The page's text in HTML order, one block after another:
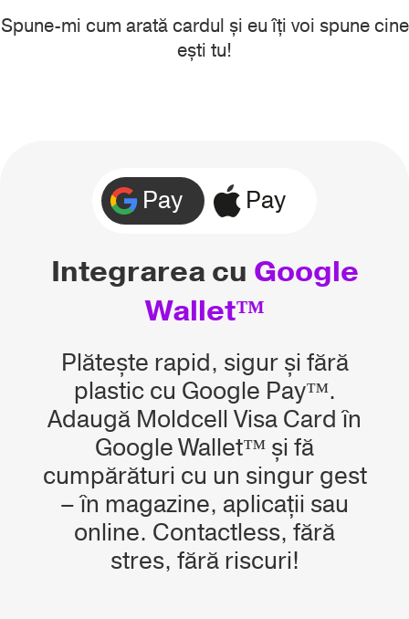
Spune-mi cum arată cardul și eu îți voi spune cine
ești tu!
Pay Pay
Integrarea cu Google
Wallet™
Plătește rapid, sigur și fără
plastic cu Google Pay™.
Adaugă Moldcell Visa Card în
Google Wallet™ și fă
cumpărături cu un singur gest
– în magazine, aplicații sau
online. Contactless, fără
stres, fără riscuri!